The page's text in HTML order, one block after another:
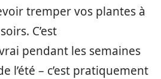
tremper vos plantes à
C’est
pendant les semaines
l’été – c’est pratiquement